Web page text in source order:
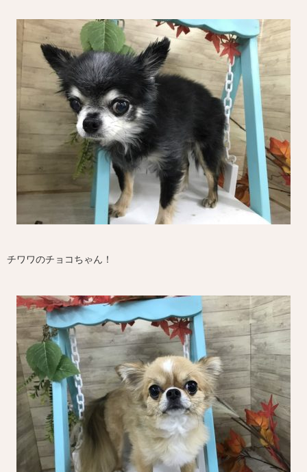
チワワのチョコちゃん！